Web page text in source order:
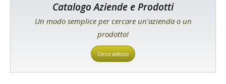
Catalogo Aziende e Prodotti
Un modo semplice per cercare un'azienda o un
prodotto!
Cerca adesso